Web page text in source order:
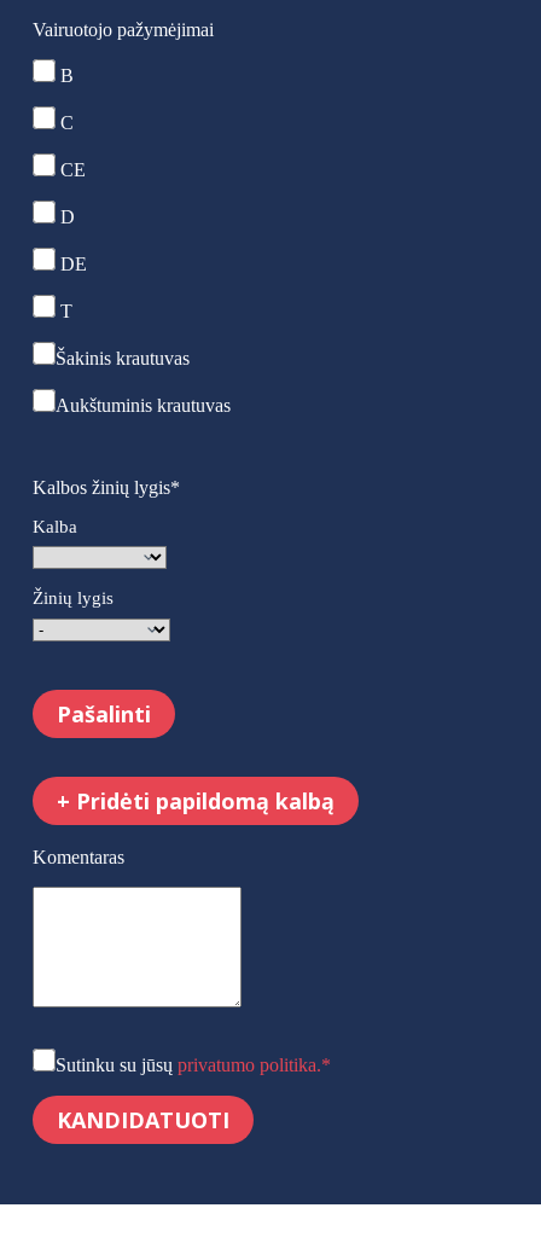
Vairuotojo pažymėjimai
B
C
CE
D
DE
T
Šakinis krautuvas
Aukštuminis krautuvas
Kalbos žinių lygis*
Kalba
Žinių lygis
Pašalinti
+ Pridėti papildomą kalbą
Komentaras
Sutinku su jūsų privatumo politika.*
KANDIDATUOTI